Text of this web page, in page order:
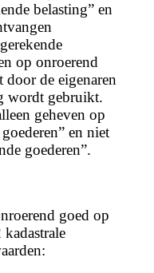
belasting” en
op onroerend
door de eigenaren
wordt gebruikt.
geheven op
en niet
goederen”.
goed op